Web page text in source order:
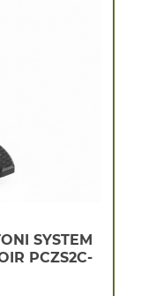
SYSTEM
PCZS2C-